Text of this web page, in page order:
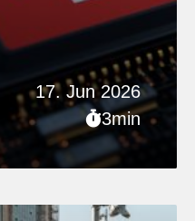
17. Jun 2026
3min